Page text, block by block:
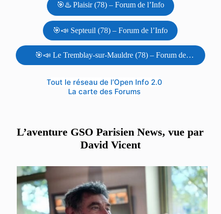
🎯♨️ Plaisir (78) – Forum de l’Info
🎯📣 Septeuil (78) – Forum de l’Info
🎯📣 Le Tremblay-sur-Mauldre (78) – Forum de
l’Info
Tout le réseau de l’Open Info 2.0
La carte des Forums
L’aventure GSO Parisien News, vue par
David Vicent